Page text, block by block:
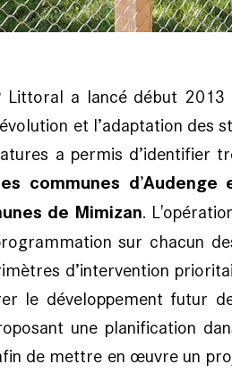
Littoral a lancé début
et l’adaptation des
a permis d’identifier
communes
de Mimizan.
sur chacun
d’intervention
le développement futur
une planification
de mettre en œuvre un